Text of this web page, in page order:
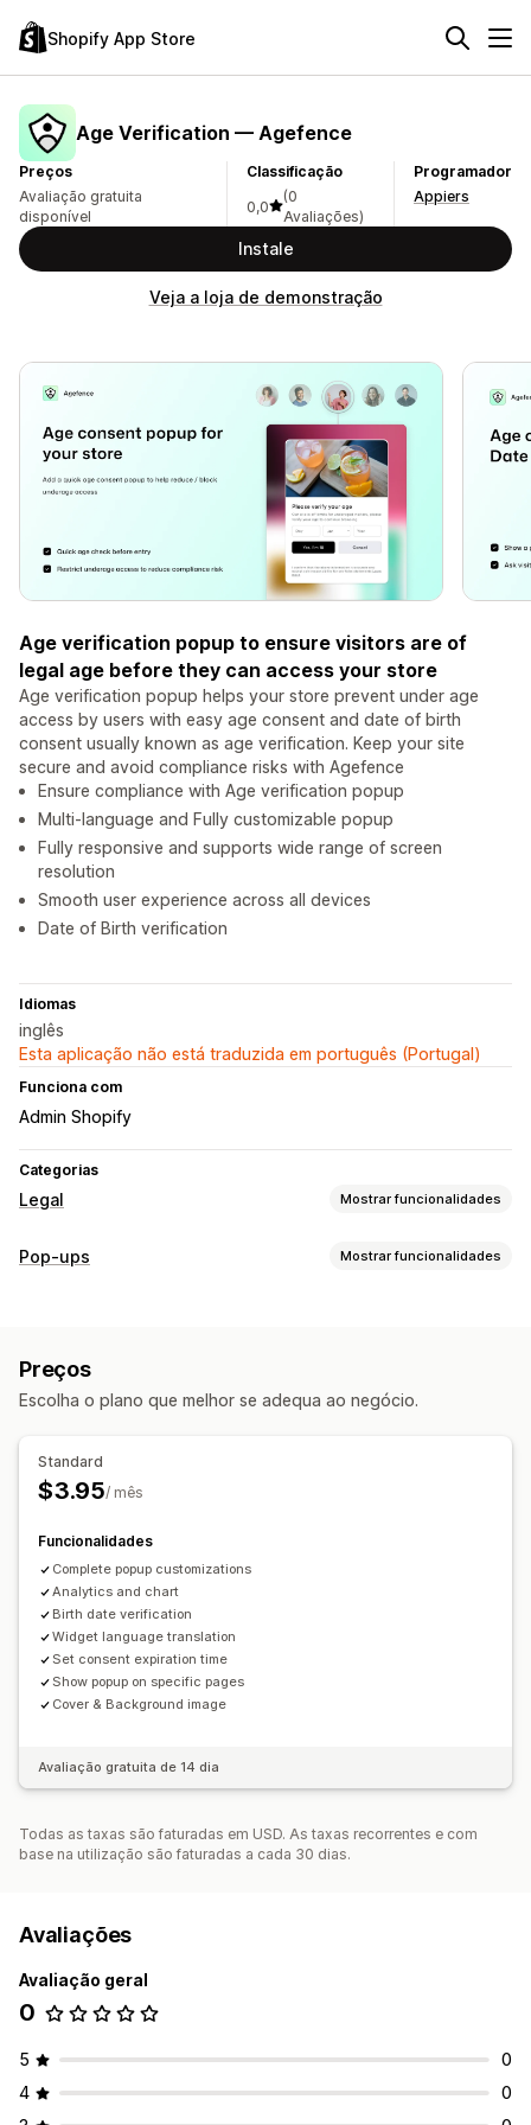
Shopify App Store
Age Verification — Agefence
Preços
Avaliação gratuita
disponível
Classificação
0,0
(0
Avaliações)
Programador
Appiers
Instale
Veja a loja de demonstração
Age verification popup to ensure visitors are of
legal age before they can access your store
Age verification popup helps your store prevent under age
access by users with easy age consent and date of birth
consent usually known as age verification. Keep your site
secure and avoid compliance risks with Agefence
Ensure compliance with Age verification popup
Multi-language and Fully customizable popup
Fully responsive and supports wide range of screen
resolution
Smooth user experience across all devices
Date of Birth verification
Idiomas
inglês
Esta aplicação não está traduzida em português (Portugal)
Funciona com
Admin Shopify
Categorias
Legal Mostrar funcionalidades
Conformidade
Personalização
Pop-ups
Cor e tipo de letra
Posição do widget
Pop-ups Mostrar funcionalidades
Pop-ups de consentimento
Preços
Escolha o plano que melhor se adequa ao negócio.
Standard
$3.95/ mês
Funcionalidades
Complete popup customizations
Analytics and chart
Birth date verification
Widget language translation
Set consent expiration time
Show popup on specific pages
Cover & Background image
Avaliação gratuita de 14 dia
Todas as taxas são faturadas em USD. As taxas recorrentes e com
base na utilização são faturadas a cada 30 dias.
Avaliações
Avaliação geral
0
5
0
4
0